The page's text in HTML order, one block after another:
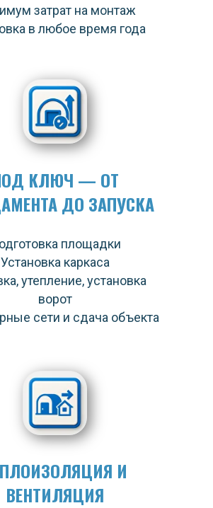
затрат на монтаж
в любое время года
КЛЮЧ — ОТ
ДО ЗАПУСКА
площадки
Установка каркаса
утепление, установка
ворот
сети и сдача объекта
И
ВЕНТИЛЯЦИЯ